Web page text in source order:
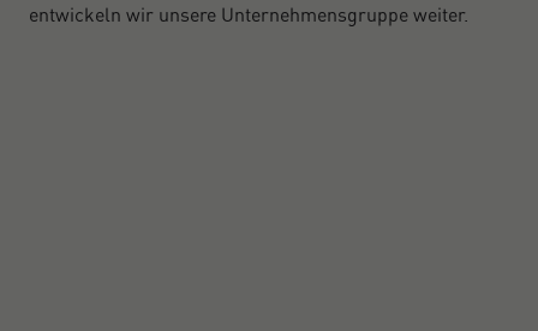
entwickeln wir unsere Unternehmensgruppe weiter.